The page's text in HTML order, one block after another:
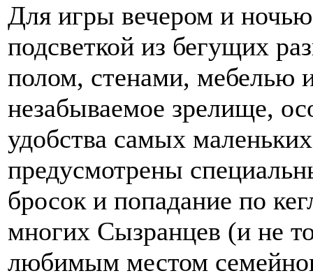
Для игры вечером и
подсветкой из бегущих
полом, стенами, мебелью
незабываемое зрелище,
удобства самых
предусмотрены
бросок и попадание по
многих Сызранцев (и не
любимым местом